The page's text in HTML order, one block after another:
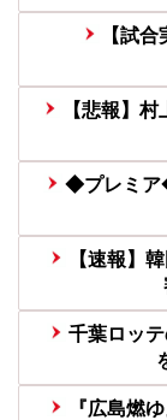
【試
【悲報】
◆プレミア
【速報】
千葉ロッ
『広島燃